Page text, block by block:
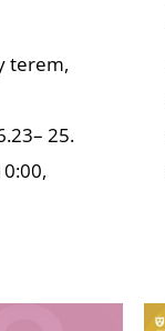
terem,
25.